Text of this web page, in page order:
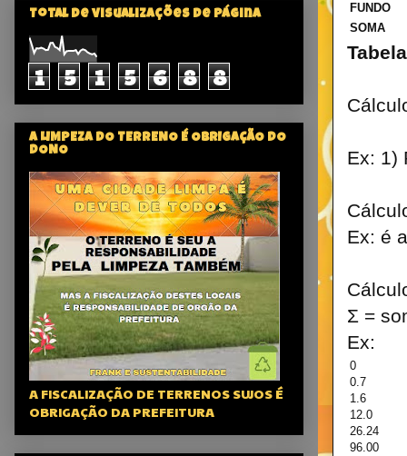
FUNDO
SOMA
Ex: 1)
Ex: é
Σ =
Ex:
0
0.7
1.6
12.0
26.24
96.00
Total de visualizações de página
1 5 1 5 6 8 8
A LIMPEZA DO TERRENO É OBRIGAÇÃO DO
DONO
A FISCALIZAÇÃO DE TERRENOS SUJOS É
OBRIGAÇÃO DA PREFEITURA